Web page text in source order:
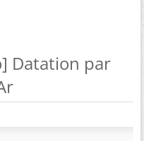
Datation par